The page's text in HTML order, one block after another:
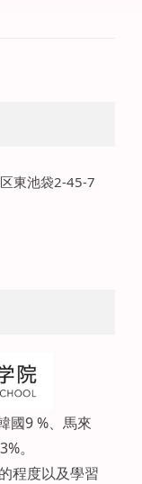
東池袋2-45-7
國9 %、馬來
。
程度以及學習